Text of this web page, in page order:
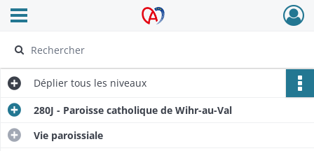
Archives Alsace - Colmar
Ouvrir le menu déroulant
Déplier tous les niveaux
280J - Paroisse catholique de Wihr-au-Val
Vie paroissiale